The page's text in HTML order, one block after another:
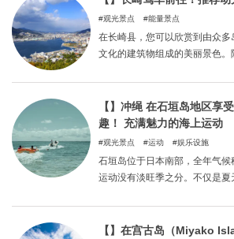
观光景点 能量景点
在长崎县，您可以欣赏到由众多
文化的建筑物组成的美丽景色
在郊区和偏远岛屿上找到与众
【】冲绳 在石垣岛地区享
趣！ 充满魅力的海上运动
观光景点 运动 娱乐设施
石垣岛位于日本南部，全年气
运动没有淡旺季之分。不仅是
以尽情体验在本州海域无法体
运动项目，您不妨一边想象着
【】在宫古岛（Miyako